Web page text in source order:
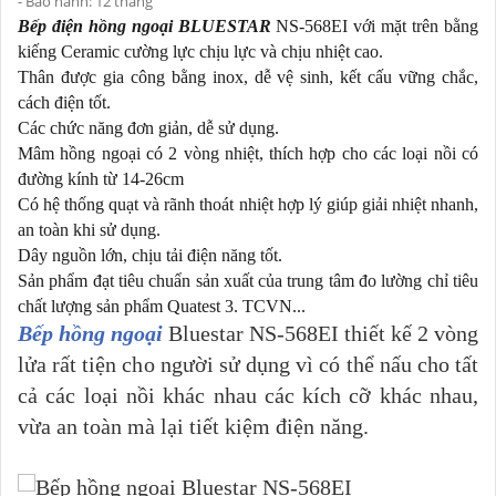
Bếp điện hồng ngoại BLUESTAR NS-568EI với mặt trên bằng
kiếng Ceramic cường lực chịu lực và chịu nhiệt cao.
Thân được gia công bằng inox, dễ vệ sinh, kết cấu vững chắc,
cách điện tốt.
Các chức năng đơn giản, dễ sử dụng.
Mâm hồng ngoại có 2 vòng nhiệt, thích hợp cho các loại nồi có
đường kính từ 14-26cm
Có hệ thống quạt và rãnh thoát nhiệt hợp lý giúp giải nhiệt nhanh,
an toàn khi sử dụng.
Dây nguồn lớn, chịu tải điện năng tốt.
Sản phẩm đạt tiêu chuẩn sản xuất của trung tâm đo lường chỉ tiêu
chất lượng sản phẩm Quatest 3. TCVN...
Bếp hồng ngoại Bluestar NS-568EI thiết kế 2 vòng
lửa rất tiện cho người sử dụng vì có thể nấu cho tất
cả các loại nồi khác nhau các kích cỡ khác nhau,
vừa an toàn mà lại tiết kiệm điện năng.